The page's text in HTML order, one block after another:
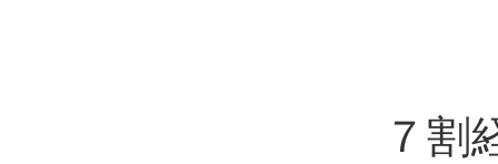
７割